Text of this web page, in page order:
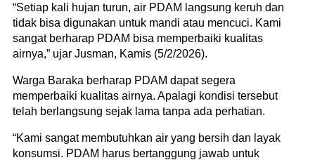
“Setiap kali hujan turun, air PDAM langsung keruh dan
tidak bisa digunakan untuk mandi atau mencuci. Kami
sangat berharap PDAM bisa memperbaiki kualitas
airnya,” ujar Jusman, Kamis (5/2/2026).
Warga Baraka berharap PDAM dapat segera
memperbaiki kualitas airnya. Apalagi kondisi tersebut
telah berlangsung sejak lama tanpa ada perhatian.
“Kami sangat membutuhkan air yang bersih dan layak
konsumsi. PDAM harus bertanggung jawab untuk